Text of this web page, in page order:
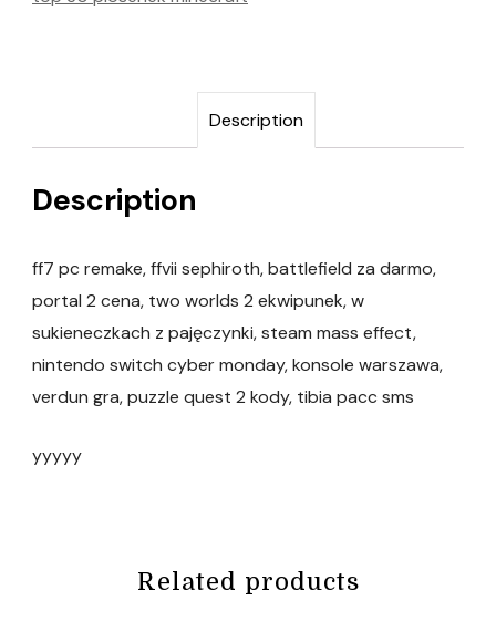
Description
Description
ff7 pc remake, ffvii sephiroth, battlefield za darmo,
portal 2 cena, two worlds 2 ekwipunek, w
sukieneczkach z pajęczynki, steam mass effect,
nintendo switch cyber monday, konsole warszawa,
verdun gra, puzzle quest 2 kody, tibia pacc sms
yyyyy
Related products